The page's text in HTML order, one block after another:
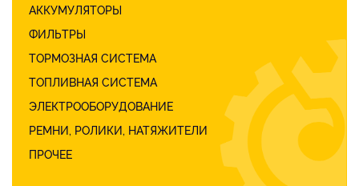
АККУМУЛЯТОРЫ
ФИЛЬТРЫ
ТОРМОЗНАЯ СИСТЕМА
ТОПЛИВНАЯ СИСТЕМА
ЭЛЕКТРООБОРУДОВАНИЕ
РЕМНИ, РОЛИКИ, НАТЯЖИТЕЛИ
ПРОЧЕЕ